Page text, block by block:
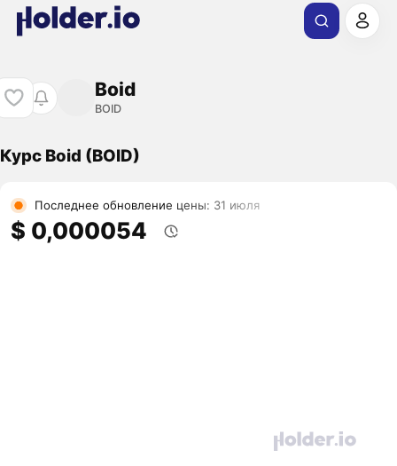
Boid
BOID
Курс Boid (BOID)
Последнее обновление цены: 31 июля
$ 0,000054